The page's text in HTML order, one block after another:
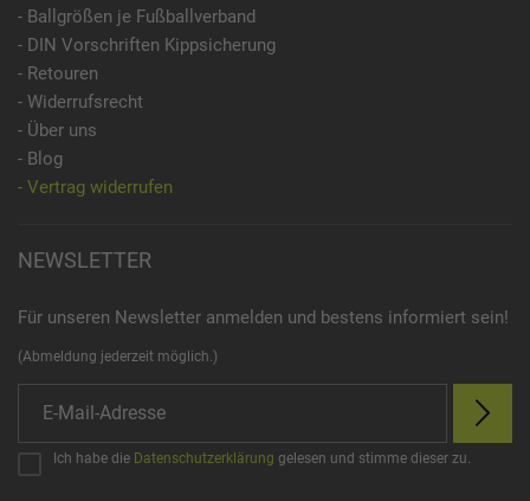
- Ballgrößen je Fußballverband
- DIN Vorschriften Kippsicherung
- Retouren
- Widerrufsrecht
- Über uns
- Blog
- Vertrag widerrufen
NEWSLETTER
Für unseren Newsletter anmelden und bestens informiert sein!
(Abmeldung jederzeit möglich.)
Ich habe die Datenschutzerklärung gelesen und stimme dieser zu.